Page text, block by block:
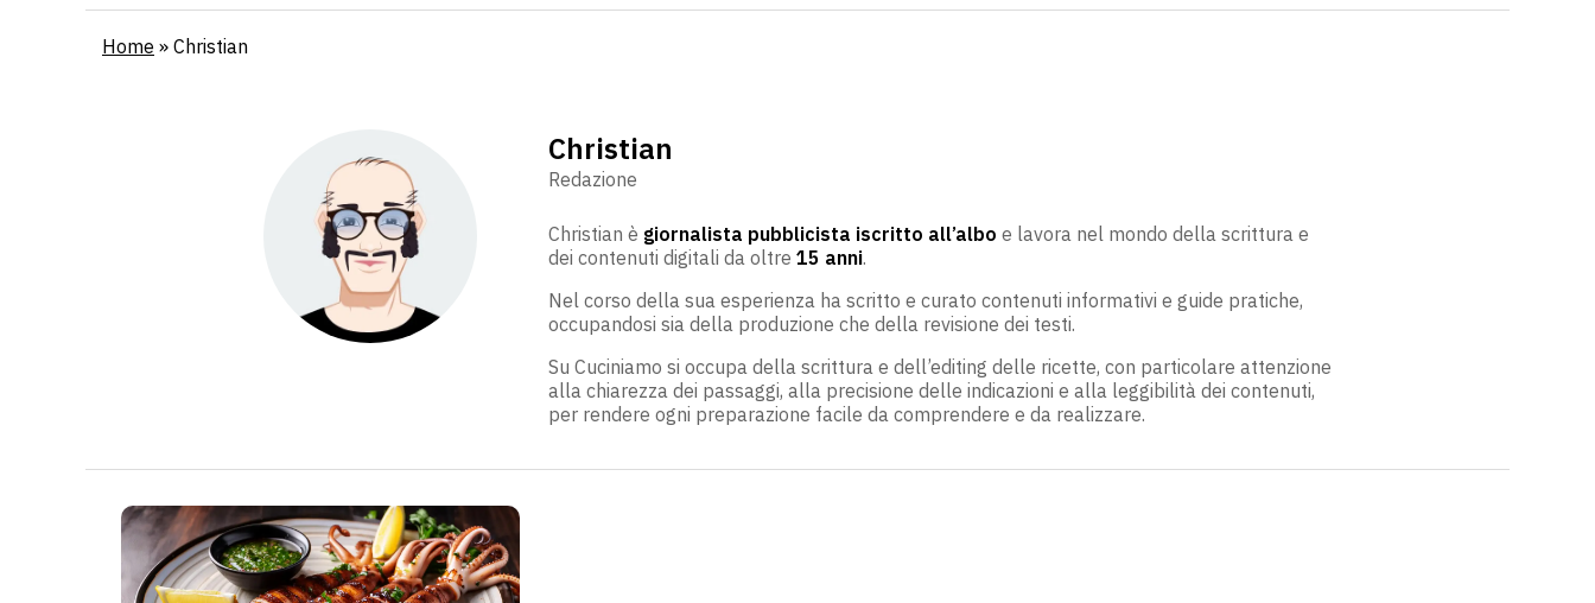
Home » Christian
Christian
Redazione
Christian è giornalista pubblicista iscritto all’albo e lavora nel mondo della scrittura e
dei contenuti digitali da oltre 15 anni.
Nel corso della sua esperienza ha scritto e curato contenuti informativi e guide pratiche,
occupandosi sia della produzione che della revisione dei testi.
Su Cuciniamo si occupa della scrittura e dell’editing delle ricette, con particolare attenzione
alla chiarezza dei passaggi, alla precisione delle indicazioni e alla leggibilità dei contenuti,
per rendere ogni preparazione facile da comprendere e da realizzare.